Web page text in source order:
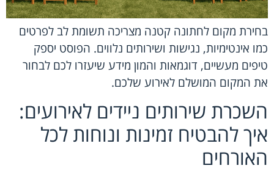
בחירת מקום לחתונה קטנה מצריכה תשומת לב לפרטים
כמו אינטימיות, נגישות ושירותים נלווים. הפוסט יספק
טיפים מעשיים, דוגמאות והמון מידע שיעזרו לכם לבחור
את המקום המושלם לאירוע שלכם.
השכרת שירותים ניידים לאירועים:
איך להבטיח זמינות ונוחות לכל
האורחים